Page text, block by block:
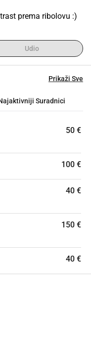
prema ribolovu :)
Udio
Prikaži Sve
Suradnici
50 €
100 €
40 €
150 €
40 €